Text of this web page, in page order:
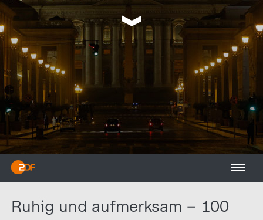
Ruhig und aufmerksam – 100